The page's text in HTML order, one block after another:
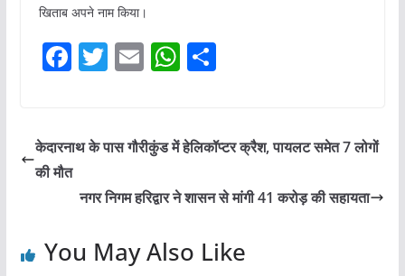
खिताब अपने नाम किया।
F
e
b
o
k
T
er
E
l
W
s
p
S
e
केदारनाथ के पास गौरीकुंड में हेलिकॉप्टर क्रैश, पायलट समेत 7 लोगों
की मौत
नगर निगम हरिद्वार ने शासन से मांगी 41 करोड़ की सहायता
You May Also Like